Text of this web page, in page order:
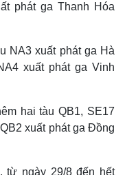
phát ga Thanh Hóa
NA3 xuất phát ga Hà
xuất phát ga Vinh
hai tàu QB1, SE17
xuất phát ga Đồng
từ ngày 29/8 đến hết